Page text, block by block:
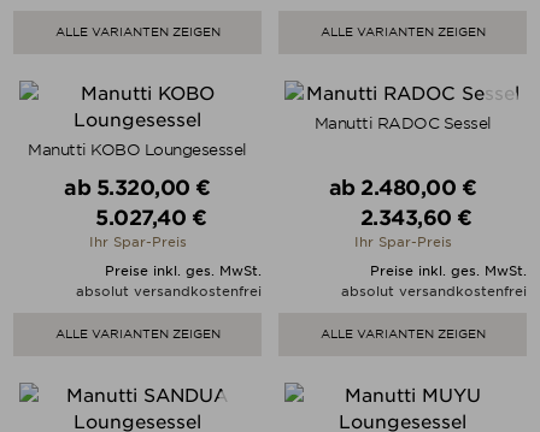
ALLE VARIANTEN ZEIGEN ALLE VARIANTEN ZEIGEN
Manutti KOBO Loungesessel
Verkaufspreis
ab 5.320,00 €
Preis
5.027,40 €
Ihr Spar-Preis
Preise inkl. ges. MwSt.
absolut versandkostenfrei
ALLE VARIANTEN ZEIGEN
Manutti RADOC Sessel
Verkaufspreis
ab 2.480,00 €
Preis
2.343,60 €
Ihr Spar-Preis
Preise inkl. ges. MwSt.
absolut versandkostenfrei
ALLE VARIANTEN ZEIGEN